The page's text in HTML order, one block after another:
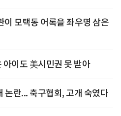
모택동 어록을 좌우명 삼은
이도 美시민권 못 받아
논란... 축구협회, 고개 숙였다